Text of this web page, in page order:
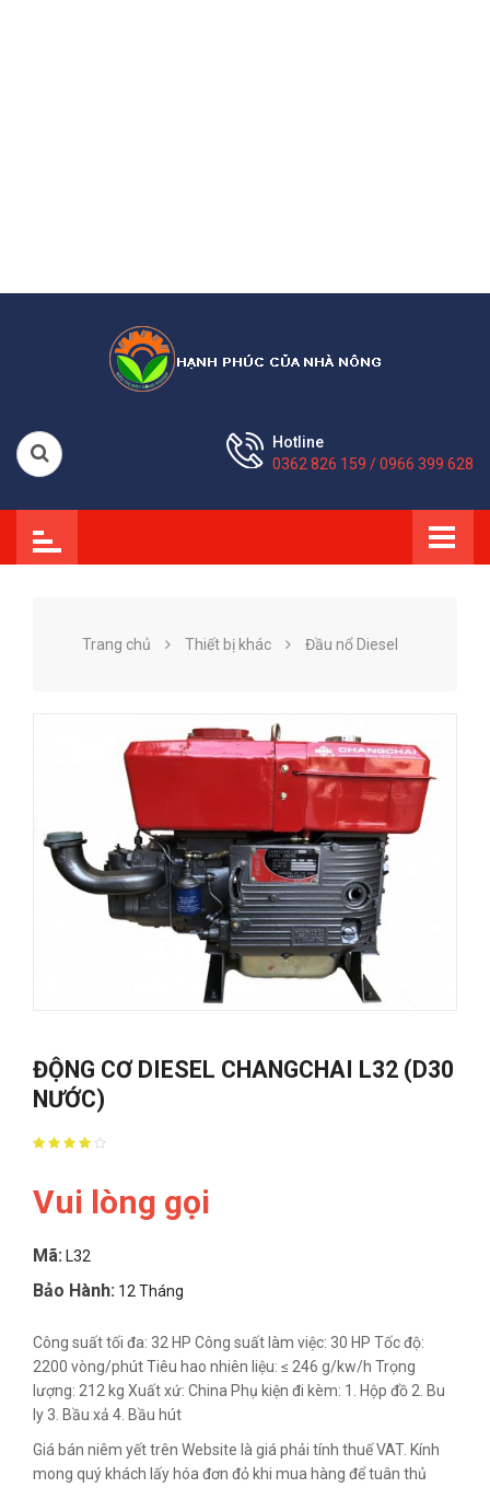
Hotline
0362 826 159 / 0966 399 628
Trang chủ Thiết bị khác Đầu nổ Diesel
ĐỘNG CƠ DIESEL CHANGCHAI L32 (D30
NƯỚC)
Vui lòng gọi
Mã: L32
Bảo Hành: 12 Tháng
Công suất tối đa: 32 HP Công suất làm việc: 30 HP Tốc độ:
2200 vòng/phút Tiêu hao nhiên liệu: ≤ 246 g/kw/h Trọng
lượng: 212 kg Xuất xứ: China Phụ kiện đi kèm: 1. Hộp đồ 2. Bu
ly 3. Bầu xả 4. Bầu hút
Giá bán niêm yết trên Website là giá phải tính thuế VAT. Kính
mong quý khách lấy hóa đơn đỏ khi mua hàng để tuân thủ